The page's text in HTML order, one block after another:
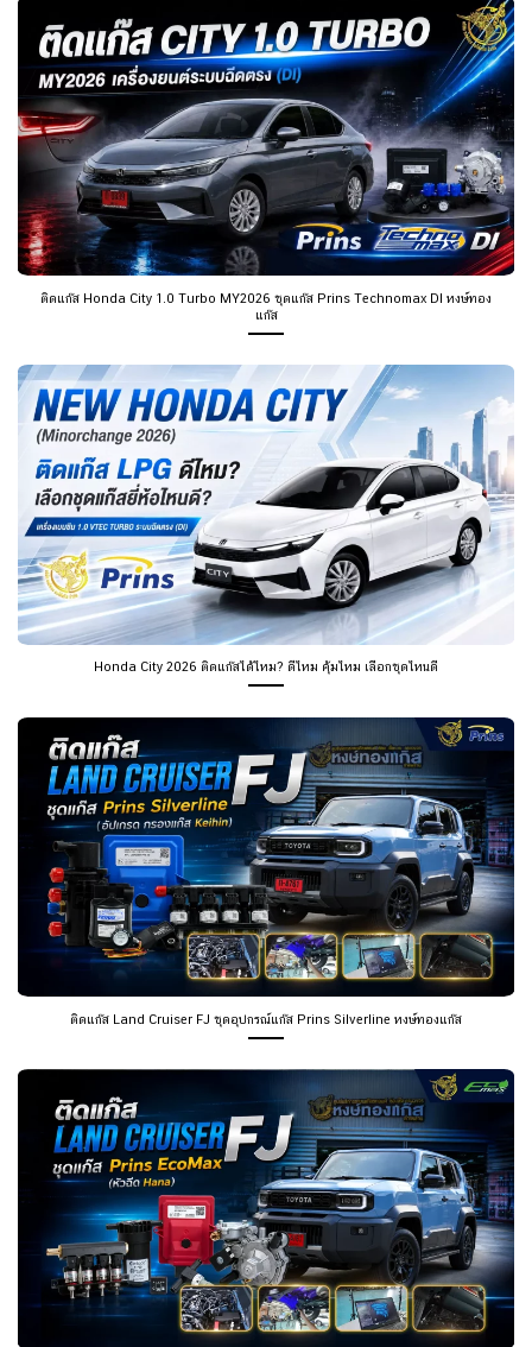
ติดแก๊ส Honda City 1.0 Turbo MY2026 ชุดแก๊ส Prins Technomax DI หงษ์ทอง
แก๊ส
Honda City 2026 ติดแก๊สได้ไหม? ดีไหม คุ้มไหม เลือกชุดไหนดี
ติดแก๊ส Land Cruiser FJ ชุดอุปกรณ์แก๊ส Prins Silverline หงษ์ทองแก๊ส